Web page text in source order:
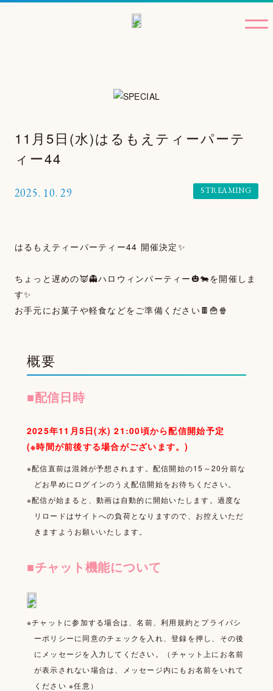
PHOTOGALLERY
TALK
WALLPAPER
SPECIAL
SHOP
11月5日(水)はるもえティーパーテ
ィー44
2025. 10. 29 STREAMING
はるもえティーパーティー44 開催決定✨
ちょっと遅めの👿👻ハロウィンパーティー🎃🐄を開催しま
す✨
お手元にお菓子や軽食などをご準備ください🍫🍟🍿
概要
■配信日時
2025年11月5日(水) 21:00頃から配信開始予定
(※時間が前後する場合がございます。)
※配信直前は混雑が予想されます。配信開始の15～20分前な
どお早めにログインのうえ配信開始をお待ちください。
※配信が始まると、動画は自動的に開始いたします。過度な
リロードはサイトへの負荷となりますので、お控えいただ
きますようお願いいたします。
■チャット機能について
※チャットに参加する場合は、名前、利用規約とプライバシ
ーポリシーに同意のチェックを入れ、登録を押し、その後
にメッセージを入力してください。（チャット上にお名前
が表示されない場合は、メッセージ内にもお名前をいれて
ください ※任意）